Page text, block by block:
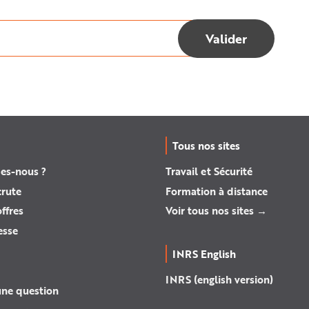
nous ?
question
Tous nos sites
Travail et Sécurité
Formation à distance
Voir tous nos sites →
INRS English
INRS (english version)